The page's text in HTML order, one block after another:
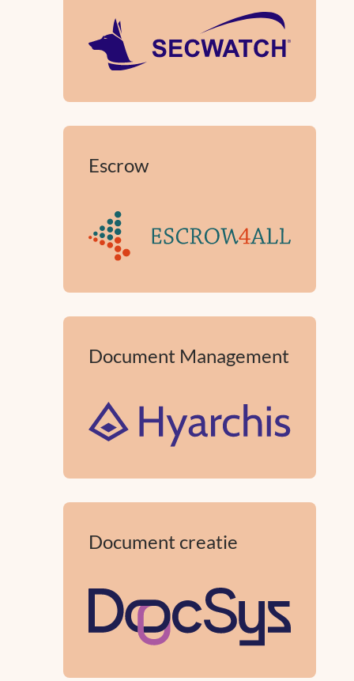
Escrow
Document Management
Document creatie